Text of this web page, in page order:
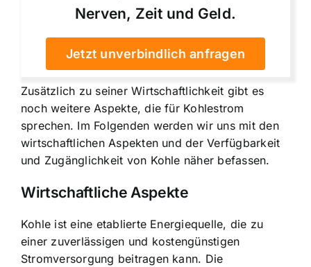
Nerven, Zeit und Geld.
Jetzt unverbindlich anfragen
Zusätzlich zu seiner Wirtschaftlichkeit gibt es
noch weitere Aspekte, die für Kohlestrom
sprechen. Im Folgenden werden wir uns mit den
wirtschaftlichen Aspekten und der Verfügbarkeit
und Zugänglichkeit von Kohle näher befassen.
Wirtschaftliche Aspekte
Kohle ist eine etablierte Energiequelle, die zu
einer zuverlässigen und kostengünstigen
Stromversorgung beitragen kann. Die